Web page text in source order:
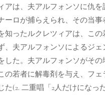
アは、夫アルフォンソに仇を
ーロが捕らえられ、その当事
知ったルクレツィアは、この
、夫アルフォンソによるジ
した。夫アルフォンソがその
の若者に解毒剤を与え、フ
た(2. 二重唱「2人だけになっ